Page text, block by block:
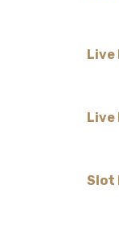
Live
Live
Slot